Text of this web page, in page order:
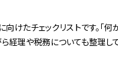
けたチェックリストです。
経理や税務についても整理し